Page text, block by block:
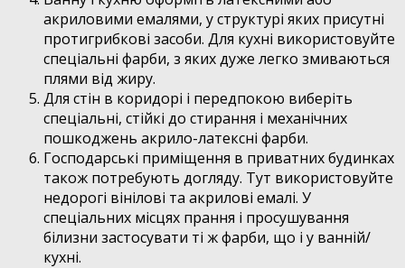
акриловими емалями, у структурі яких присутні
протигрибкові засоби. Для кухні використовуйте
спеціальні фарби, з яких дуже легко змиваються
плями від жиру.
Для стін в коридорі і передпокою виберіть
спеціальні, стійкі до стирання і механічних
пошкоджень акрило-латексні фарби.
Господарські приміщення в приватних будинках
також потребують догляду. Тут використовуйте
недорогі вінілові та акрилові емалі. У
спеціальних місцях прання і просушування
білизни застосувати ті ж фарби, що і у ванній/
кухні.